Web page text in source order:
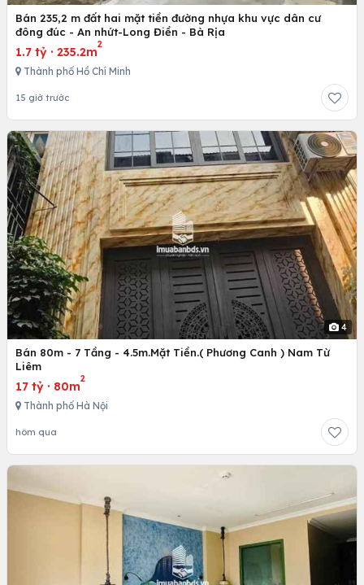
Bán 235,2 m đất hai mặt tiền đường nhựa khu vực dân cư
đông đúc - An nhứt-Long Điền - Bà Rịa
1.7 tỷ · 235.2m
2
Thành phố Hồ Chí Minh
15 giờ trước
4
Bán 80m - 7 Tầng - 4.5m.Mặt Tiền.( Phương Canh ) Nam Từ
Liêm
17 tỷ · 80m
2
Thành phố Hà Nội
hôm qua